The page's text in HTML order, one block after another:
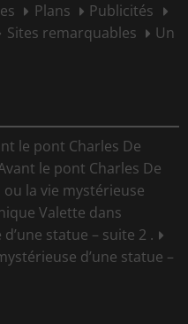
Plans
Publicités
Sites remarquables
Un
le pont Charles De
le pont Charles De
la vie mystérieuse
Valette dans
statue – suite 2 .
d’une statue –